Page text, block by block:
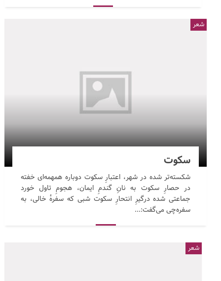
سکوت
شکسته‌تر شده در شهر، اعتبارِ سکوت دوباره همهمه‌ای خفته
در حصارِ سکوت به نانِ گندمِ ایمان، هجومِ تاول خورد
جماعتی شده درگیرِ انتحارِ سکوت شبی که سفرهٔ خالی، به
سفره‌چی می‌گفت:...
شعر
شعر